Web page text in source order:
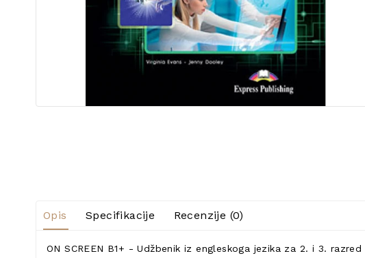
Opis Specifikacije Recenzije (0)
ON SCREEN B1+ - Udžbenik iz engleskoga jezika za 2. i 3.